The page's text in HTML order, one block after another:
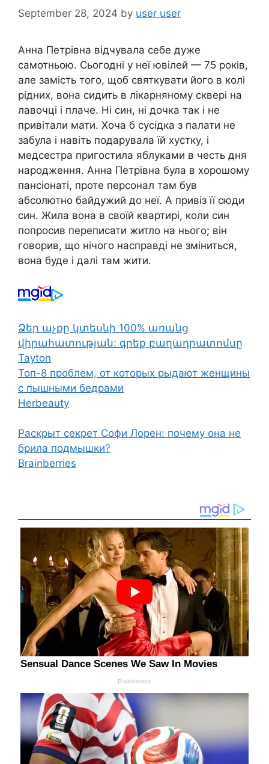
September 28, 2024 by user user
Анна Петрівна відчувала себе дуже
самотньою. Сьогодні у неї ювілей — 75 років,
але замість того, щоб святкувати його в колі
рідних, вона сидить в лікарняному сквері на
лавочці і плаче. Ні син, ні дочка так і не
привітали мати. Хоча б сусідка з палати не
забула і навіть подарувала їй хустку, і
медсестра пригостила яблуками в честь дня
народження. Анна Петрівна була в хорошому
пансіонаті, проте персонал там був
абсолютно байдужий до неї. А привіз її сюди
син. Жила вона в своїй квартирі, коли син
попросив переписати житло на нього; він
говорив, що нічого насправді не зміниться,
вона буде і далі там жити.
Ձեր աչքը կտեսնի 100% առանց
վիրահատության: գրեք բաղադրատոմսը
Tayton
Топ-8 проблем, от которых рыдают женщины
с пышными бедрами
Herbeauty
Раскрыт секрет Софи Лорен: почему она не
брила подмышки?
Brainberries